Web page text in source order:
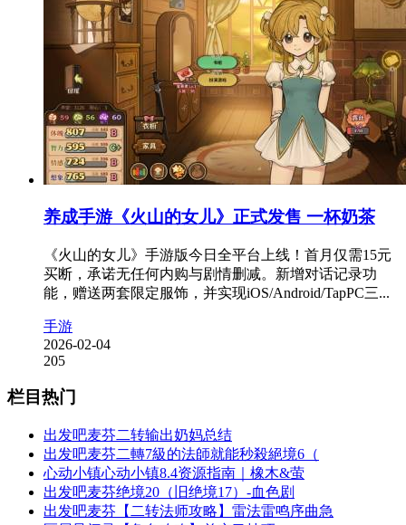
养成手游《火山的女儿》正式发售 一杯奶茶
《火山的女儿》手游版今日全平台上线！首月仅需15元
买断，承诺无任何内购与剧情删减。新增对话记录功
能，赠送两套限定服饰，并实现iOS/Android/TapPC三...
手游
2026-02-04
205
栏目热门
出发吧麦芬二转输出奶妈总结
出发吧麦芬二轉7級的法師就能秒殺絕境6（
心动小镇心动小镇8.4资源指南｜橡木&萤
出发吧麦芬绝境20（旧绝境17）-血色剧
出发吧麦芬【二转法师攻略】雷法雷鸣序曲急